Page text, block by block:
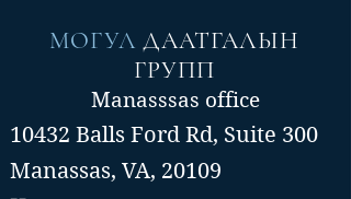
МОГУЛ ДААТГАЛЫН
ГРУПП
Manasssas office
10432 Balls Ford Rd, Suite 300
Manassas, VA, 20109